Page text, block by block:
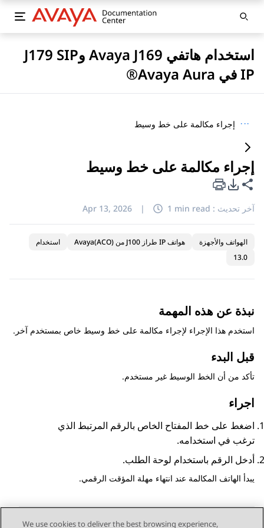
استخدام هاتفي Avaya J169 وJ179 SIP
IP في Avaya Aura®
··· إجراء مكالمة على خط وسيط
إجراء مكالمة على خط وسيط
مشاركة هذه الصفحة
خيارات تصدير PDF
آخر تحديث : Apr 13, 2026 | 1 min read
الهواتف والأجهزة هواتف IP طراز J100 من Avaya(ACO)
استخدام
13.0
نبذة عن هذه المهمة
استخدم هذا الإجراء لإجراء مكالمة على خط وسيط خاص بمستخدم آخر.
قبل البدء
تأكد من أن الخط الوسيط غير مستخدم.
اجراء
اضغط على خط المفتاح الخاص بالرقم المرتبط الذي
ترغب في استخدامه.
أدخل الرقم باستخدام لوحة الطلب.
يبدأ الهاتف المكالمة عند انتهاء مهلة المؤقت الرقمي.
We use cookies to deliver the best browsing experience,